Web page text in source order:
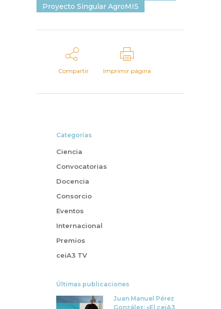
Proyecto Singular AgroMIS
Compartir Imprimir página
Categorías
Ciencia
Convocatorias
Docencia
Consorcio
Eventos
Internacional
Premios
ceiA3 TV
Últimas publicaciones
Juan Manuel Pérez
González: «El ceiA3